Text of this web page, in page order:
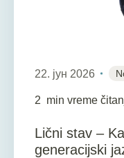
22. јун 2026
2 min vreme
Lični stav –
generacijski